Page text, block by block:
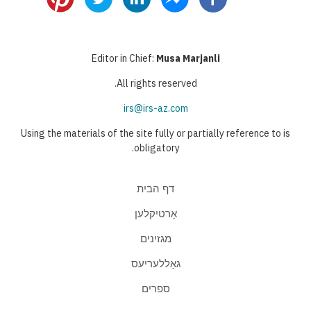
Editor in Chief: Musa Marjanli
All rights reserved.
irs@irs-az.com
Using the materials of the site fully or partially reference to is
obligatory.
דף הבית
אַרטיקלען
מגזינים
גאַללעריעס
ספרים